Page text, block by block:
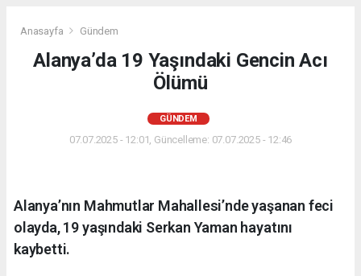
Anasayfa Gündem
Alanya’da 19 Yaşındaki Gencin Acı
Ölümü
GÜNDEM
07.07.2025 - 12:01, Güncelleme: 07.07.2025 - 12:46
Alanya’nın Mahmutlar Mahallesi’nde yaşanan feci
olayda, 19 yaşındaki Serkan Yaman hayatını
kaybetti.